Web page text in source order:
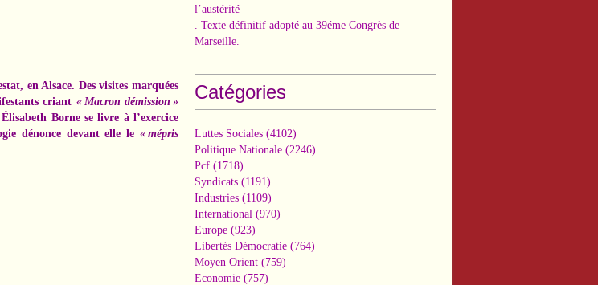
en Alsace. Des visites marquées
criant « Macron démission »
Borne se livre à l’exercice
dénonce devant elle le « mépris
l’austérité
. Texte définitif adopté au 39éme Congrès de
Marseille.
Catégories
Luttes Sociales (4102)
Politique Nationale (2246)
Pcf (1718)
Syndicats (1191)
Industries (1109)
International (970)
Europe (923)
Libertés Démocratie (764)
Moyen Orient (759)
Economie (757)